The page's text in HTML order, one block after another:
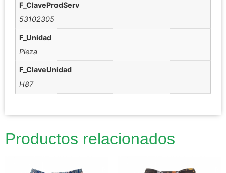
F_ClaveProdServ
53102305
F_Unidad
Pieza
F_ClaveUnidad
H87
Productos relacionados